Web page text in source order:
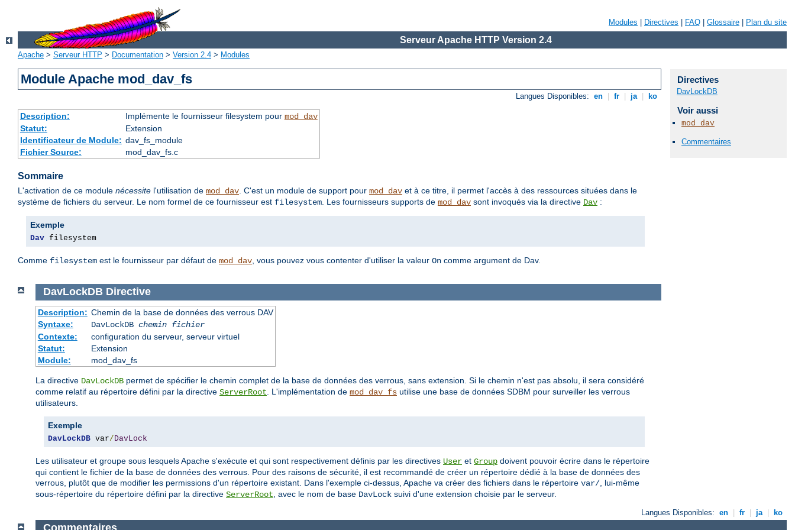
Modules Directives FAQ Glossaire Plan du site
Serveur Apache HTTP Version 2.4
Apache > Serveur HTTP > Documentation > Version 2.4 > Modules
Module Apache mod_dav_fs
Langues Disponibles: en fr ja ko
Description: Implémente le fournisseur filesystem pour mod_dav
Statut:
Extension
Identificateur de Module: dav_fs_module
Fichier Source:
mod_dav_fs.c
Sommaire
L'activation de ce module nécessite l'utilisation de mod_dav. C'est un module de support pour mod_dav et à ce titre, il permet l'accès à des ressources situées dans le
système de fichiers du serveur. Le nom formel de ce fournisseur est filesystem. Les fournisseurs supports de mod_dav sont invoqués via la directive Dav :
Exemple
Dav filesystem
Comme filesystem est le fournisseur par défaut de mod_dav, vous pouvez vous contenter d'utiliser la valeur On comme argument de Dav.
Directives
DavLockDB
Voir aussi
mod_dav
Commentaires
DavLockDB Directive
Description: Chemin de la base de données des verrous DAV
Syntaxe:
DavLockDB chemin fichier
Contexte:
configuration du serveur, serveur virtuel
Statut:
Extension
Module:
mod_dav_fs
La directive DavLockDB permet de spécifier le chemin complet de la base de données des verrous, sans extension. Si le chemin n'est pas absolu, il sera considéré
comme relatif au répertoire défini par la directive ServerRoot . L'implémentation de mod_dav_fs utilise une base de données SDBM pour surveiller les verrous
utilisateurs.
Exemple
DavLockDB var/ DavLock
Les utilisateur et groupe sous lesquels Apache s'exécute et qui sont respectivement définis par les directives User et Group doivent pouvoir écrire dans le répertoire
qui contient le fichier de la base de données des verrous. Pour des raisons de sécurité, il est recommandé de créer un répertoire dédié à la base de données des
verrous, plutôt que de modifier les permissions d'un répertoire existant. Dans l'exemple ci-dessus, Apache va créer des fichiers dans le répertoire var/ , lui-même
sous-répertoire du répertoire défini par la directive ServerRoot , avec le nom de base DavLock suivi d'une extension choisie par le serveur.
Langues Disponibles: en fr ja ko